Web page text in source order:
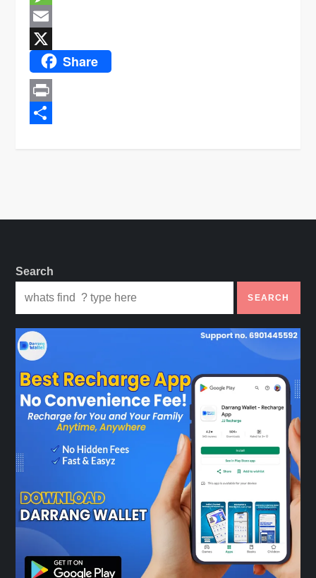
Message
Email
Share
Print
Search
SEARCH